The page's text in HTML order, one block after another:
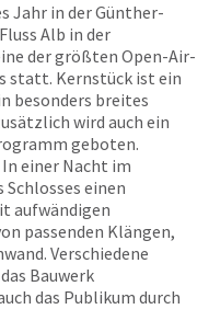
Jahr in der Günther-
Alb in der
der größten Open-Air-
statt. Kernstück ist ein
besonders breites
wird auch ein
geboten.
In einer Nacht im
Schlosses einen
aufwändigen
passenden Klängen,
Verschiedene
Bauwerk
das Publikum durch